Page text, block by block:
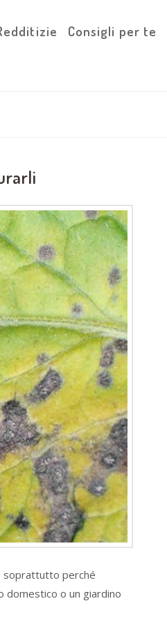
Consigli per te
soprattutto perché
domestico o un giardino